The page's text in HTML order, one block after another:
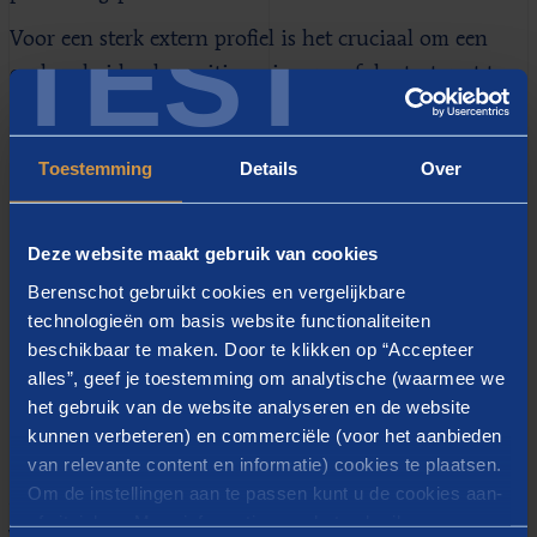
TEST
Toestemming Details Over
Deze website maakt gebruik van cookies
Berenschot gebruikt cookies en vergelijkbare
technologieën om basis website functionaliteiten
beschikbaar te maken. Door te klikken op “Accepteer
alles”, geef je toestemming om analytische (waarmee we
het gebruik van de website analyseren en de website
kunnen verbeteren) en commerciële (voor het aanbieden
van relevante content en informatie) cookies te plaatsen.
Om de instellingen aan te passen kunt u de cookies aan-
Voor een sterk extern profiel is het cruciaal om een
onderscheidende positionering vanaf de start vast te
stellen en daar consequent op door te bouwen. Een
scherpe positionering zorgt ervoor dat alle
toekomstige activiteiten en uitingen van een
herkenbaar en vertrouwd beeld bij de doelgroepen.
Berenschot heeft in dit proces het voortouw genomen
en de sleutelfiguren begeleid en betrokken in het
leggen van de bouwstenen. Op deze manier staan zij
volledig achter de strategische keuzes en zijn zij
betrokken bij de toekomstige implementatie.
Samen publieke duurzame